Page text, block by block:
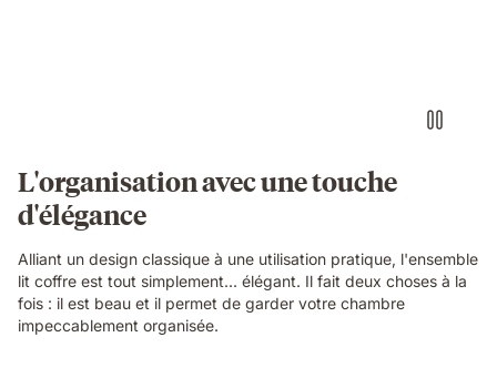
L'organisation avec une touche
d'élégance
Alliant un design classique à une utilisation pratique, l'ensemble
lit coffre est tout simplement... élégant. Il fait deux choses à la
fois : il est beau et il permet de garder votre chambre
impeccablement organisée.